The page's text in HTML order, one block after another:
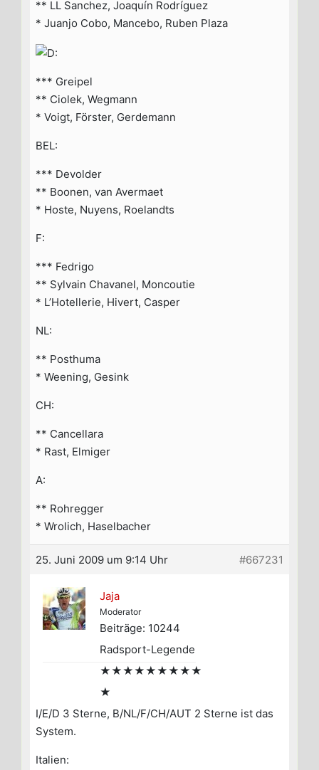
** LL Sanchez, Joaquín Rodríguez
* Juanjo Cobo, Mancebo, Ruben Plaza
*** Greipel
** Ciolek, Wegmann
* Voigt, Förster, Gerdemann
BEL:
*** Devolder
** Boonen, van Avermaet
* Hoste, Nuyens, Roelandts
F:
*** Fedrigo
** Sylvain Chavanel, Moncoutie
* L’Hotellerie, Hivert, Casper
NL:
** Posthuma
* Weening, Gesink
CH:
** Cancellara
* Rast, Elmiger
A:
** Rohregger
* Wrolich, Haselbacher
25. Juni 2009 um 9:14 Uhr #667231
Jaja
Moderator
Beiträge: 10244
Radsport-Legende
★★★★★★★★★
★
I/E/D 3 Sterne, B/NL/F/CH/AUT 2 Sterne ist das
System.
Italien: